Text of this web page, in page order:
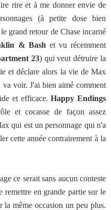
rire et à me donner envie de
(à petite dose bien
grand retour de Chase incarné
& Bash et vu récemment
23) qui veut détruire la
et déclare alors la vie de Max
voir. J'ai bien aimé comment
et efficace.Happy Endings
et cocasse de façon assez
qui est un personnage qui n'a
cette année contrairement à la
ce serait sans aucun conteste
remettre en grande partie sur le
la même occasion un peu plus.